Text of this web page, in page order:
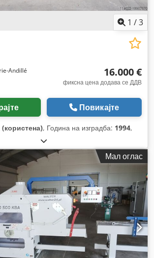
1 /3
Andillé
16.000 €
фиксна цена додава се ДДВ
Повикајте
, Година на изградба: 1994,
Мал оглас